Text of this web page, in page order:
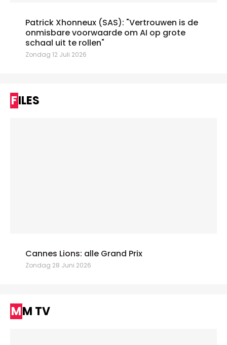
Patrick Xhonneux (SAS): "Vertrouwen is de
onmisbare voorwaarde om AI op grote
schaal uit te rollen"
Zondag 12 Juli 2026
FILES
Cannes Lions: alle Grand Prix
Zondag 28 Juni 2026
MM TV